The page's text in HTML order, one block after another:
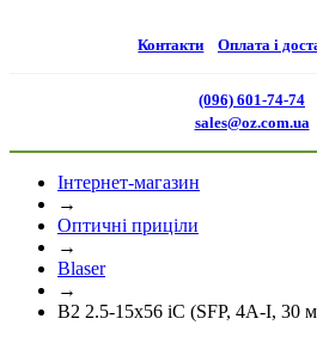
Контакти Оплата і
(096) 601-74-74
sales@oz.com.ua
Інтернет-магазин
→
Оптичні приціли
→
Blaser
→
B2 2.5-15x56 iC (SFP, 4А-I, 30